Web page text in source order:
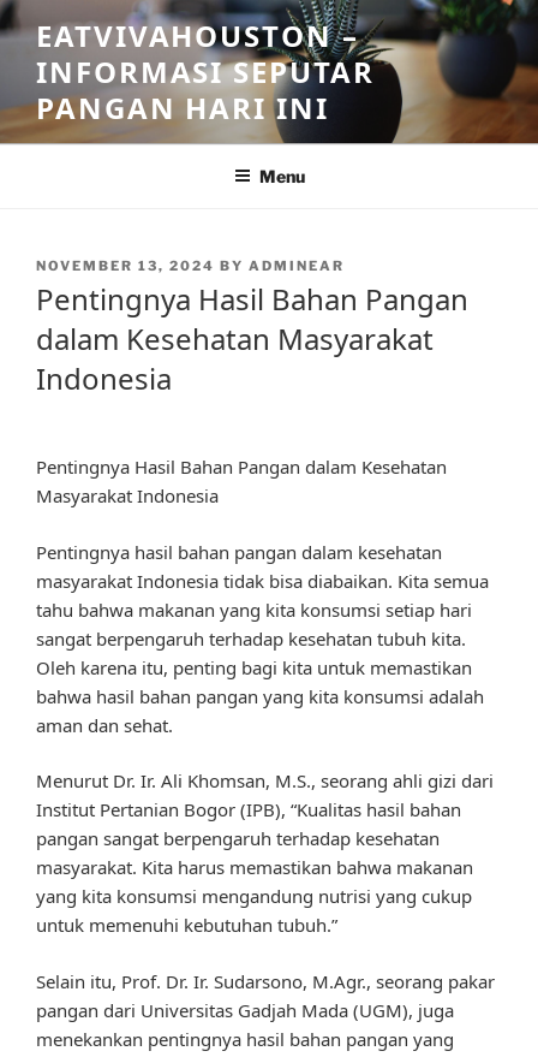
Skip
to
content
EATVIVAHOUSTON –
INFORMASI SEPUTAR
PANGAN HARI INI
Menu
POSTED
NOVEMBER 13, 2024 BY ADMINEAR
Pentingnya Hasil Bahan Pangan
dalam Kesehatan Masyarakat
Indonesia
Pentingnya Hasil Bahan Pangan dalam Kesehatan
Masyarakat Indonesia
Pentingnya hasil bahan pangan dalam kesehatan
masyarakat Indonesia tidak bisa diabaikan. Kita semua
tahu bahwa makanan yang kita konsumsi setiap hari
sangat berpengaruh terhadap kesehatan tubuh kita.
Oleh karena itu, penting bagi kita untuk memastikan
bahwa hasil bahan pangan yang kita konsumsi adalah
aman dan sehat.
Menurut Dr. Ir. Ali Khomsan, M.S., seorang ahli gizi dari
Institut Pertanian Bogor (IPB), “Kualitas hasil bahan
pangan sangat berpengaruh terhadap kesehatan
masyarakat. Kita harus memastikan bahwa makanan
yang kita konsumsi mengandung nutrisi yang cukup
untuk memenuhi kebutuhan tubuh.”
Selain itu, Prof. Dr. Ir. Sudarsono, M.Agr., seorang pakar
pangan dari Universitas Gadjah Mada (UGM), juga
menekankan pentingnya hasil bahan pangan yang